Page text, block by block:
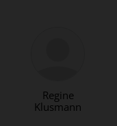
Regine
Klusmann